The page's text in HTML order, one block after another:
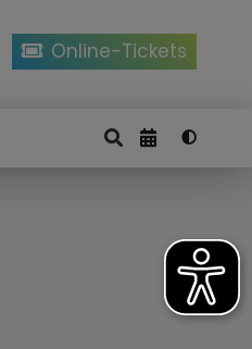
Online-Tickets